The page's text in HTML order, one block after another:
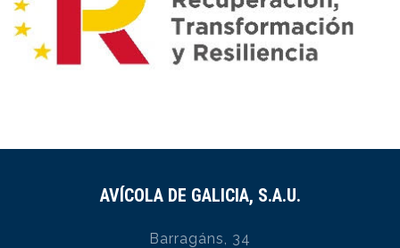
AVÍCOLA DE GALICIA, S.A.U.
Barragáns, 34